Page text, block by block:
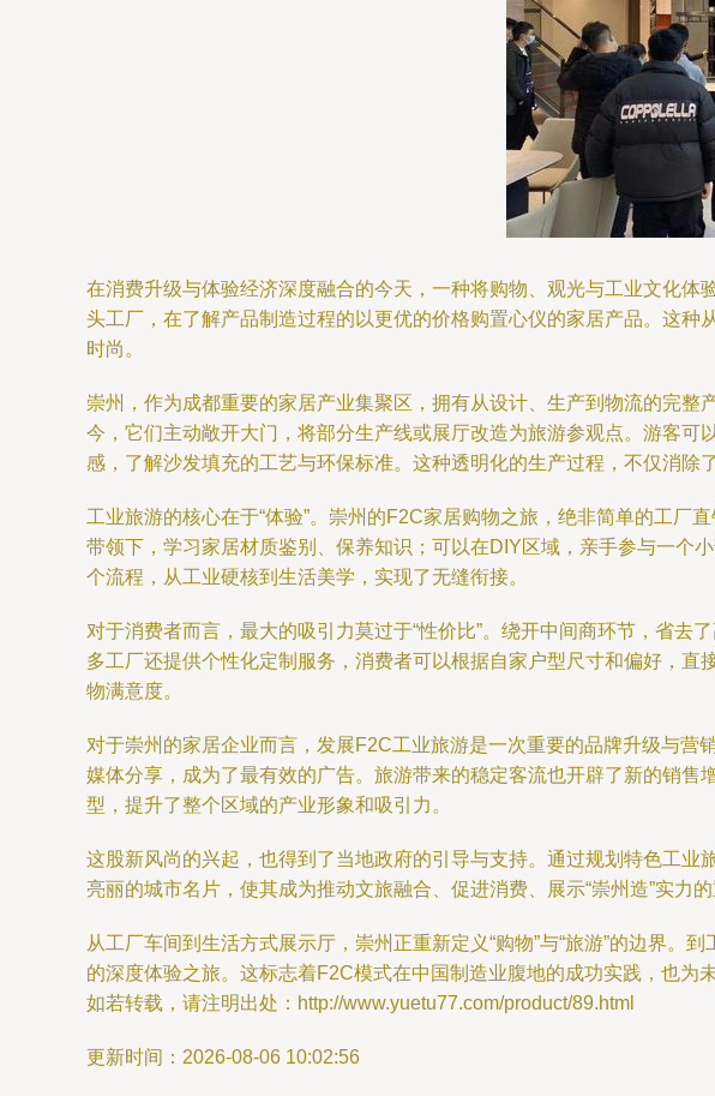
在消费升级与体验经济深度融合的今天，一种将购物、观光与工业文化
头工厂，在了解产品制造过程的以更优的价格购置心仪的家居产品。这
时尚。
崇州，作为成都重要的家居产业集聚区，拥有从设计、生产到物流的完
今，它们主动敞开大门，将部分生产线或展厅改造为旅游参观点。游客
感，了解沙发填充的工艺与环保标准。这种透明化的生产过程，不仅消除
工业旅游的核心在于“体验”。崇州的F2C家居购物之旅，绝非简单的工
带领下，学习家居材质鉴别、保养知识；可以在DIY区域，亲手参与一个
个流程，从工业硬核到生活美学，实现了无缝衔接。
对于消费者而言，最大的吸引力莫过于“性价比”。绕开中间商环节，省
多工厂还提供个性化定制服务，消费者可以根据自家户型尺寸和偏好，直
物满意度。
对于崇州的家居企业而言，发展F2C工业旅游是一次重要的品牌升级与
媒体分享，成为了最有效的广告。旅游带来的稳定客流也开辟了新的销
型，提升了整个区域的产业形象和吸引力。
这股新风尚的兴起，也得到了当地政府的引导与支持。通过规划特色工业
亮丽的城市名片，使其成为推动文旅融合、促进消费、展示“崇州造”实力的
从工厂车间到生活方式展示厅，崇州正重新定义“购物”与“旅游”的边界
的深度体验之旅。这标志着F2C模式在中国制造业腹地的成功实践，也为
如若转载，请注明出处：http://www.yuetu77.com/product/89.html
更新时间：2026-08-06 10:02:56